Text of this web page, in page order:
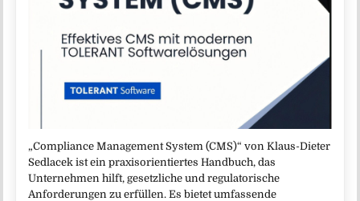
„Compliance Management System (CMS)“ von Klaus-Dieter
Sedlacek ist ein praxisorientiertes Handbuch, das
Unternehmen hilft, gesetzliche und regulatorische
Anforderungen zu erfüllen. Es bietet umfassende